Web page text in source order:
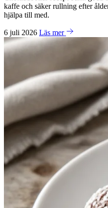
kaffe och säker rullning efter
hjälpa till med.
6 juli 2026 Läs mer